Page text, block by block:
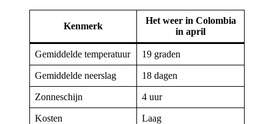
Kenmerk
Het weer in Colombia
in april
Gemiddelde temperatuur 19 graden
Gemiddelde neerslag 18 dagen
Zonneschijn 4 uur
Kosten Laag